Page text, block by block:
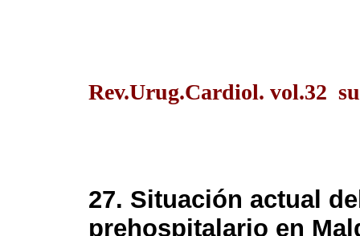
Rev.Urug.Cardiol. vol.32
27. Situación actual
prehospitalario en